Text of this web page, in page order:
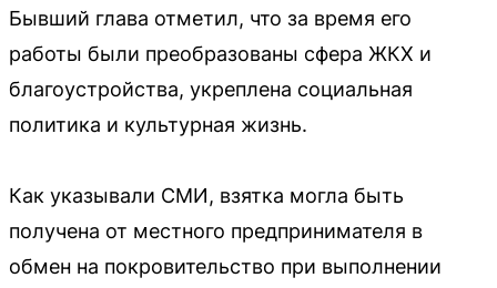
Бывший глава отметил, что за время его
работы были преобразованы сфера ЖКХ и
благоустройства, укреплена социальная
политика и культурная жизнь.
Как указывали СМИ, взятка могла быть
получена от местного предпринимателя в
обмен на покровительство при выполнении